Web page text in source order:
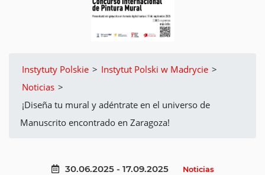
Instytuty Polskie > Instytut Polski w Madrycie >
Noticias >
¡Diseña tu mural y adéntrate en el universo de
Manuscrito encontrado en Zaragoza!
30.06.2025 - 17.09.2025 Noticias